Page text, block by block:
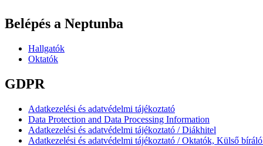
Belépés a Neptunba
Hallgatók
Oktatók
GDPR
Adatkezelési és adatvédelmi tájékoztató
Data Protection and Data Processing Information
Adatkezelési és adatvédelmi tájékoztató / Diákhitel
Adatkezelési és adatvédelmi tájékoztató / Oktatók, Külső